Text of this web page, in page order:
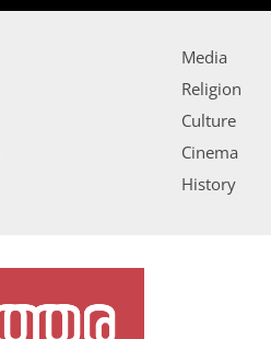
Media
Religion
Culture
Cinema
History